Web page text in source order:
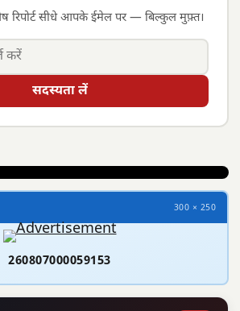
रिपोर्ट सीधे आपके ईमेल पर — बिल्कुल मुफ़्त।
सदस्यता लें
300 × 250
260807000059153